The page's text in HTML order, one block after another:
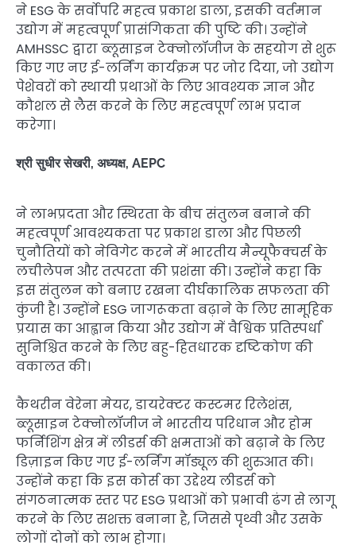
ने ESG के सर्वोपरि महत्व प्रकाश डाला, इसकी वर्तमान
उद्योग में महत्वपूर्ण प्रासंगिकता की पुष्टि की। उन्होंने
AMHSSC द्वारा ब्लूसाइन टेक्नोलॉजीज के सहयोग से शुरू
किए गए नए ई-लर्निंग कार्यक्रम पर जोर दिया, जो उद्योग
पेशेवरों को स्थायी प्रथाओं के लिए आवश्यक ज्ञान और
कौशल से लैस करने के लिए महत्वपूर्ण लाभ प्रदान
करेगा।
श्री सुधीर सेखरी, अध्यक्ष, AEPC
ने लाभप्रदता और स्थिरता के बीच संतुलन बनाने की
महत्वपूर्ण आवश्यकता पर प्रकाश डाला और पिछली
चुनौतियों को नेविगेट करने में भारतीय मैन्यूफैक्चर्स के
लचीलेपन और तत्परता की प्रशंसा की। उन्होंने कहा कि
इस संतुलन को बनाए रखना दीर्घकालिक सफलता की
कुंजी है। उन्होंने ESG जागरूकता बढ़ाने के लिए सामूहिक
प्रयास का आह्वान किया और उद्योग में वैश्विक प्रतिस्पर्धा
सुनिश्चित करने के लिए बहु-हितधारक दृष्टिकोण की
वकालत की।
कैथरीन वेरेना मेयर, डायरेक्टर कस्टमर रिलेशंस,
ब्लूसाइन टेक्नोलॉजीज ने भारतीय परिधान और होम
फर्निशिंग क्षेत्र में लीडर्स की क्षमताओं को बढ़ाने के लिए
डिज़ाइन किए गए ई-लर्निंग मॉड्यूल की शुरुआत की।
उन्होंने कहा कि इस कोर्स का उद्देश्य लीडर्स को
संगठनात्मक स्तर पर ESG प्रथाओं को प्रभावी ढंग से लागू
करने के लिए सशक्त बनाना है, जिससे पृथ्वी और उसके
लोगों दोनों को लाभ होगा।